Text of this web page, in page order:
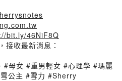
bit.ly/46NiF8Q
收最新消息：
母女 #重男輕女 #心理學 #瑪麗
公主 #雪力 #Sherry